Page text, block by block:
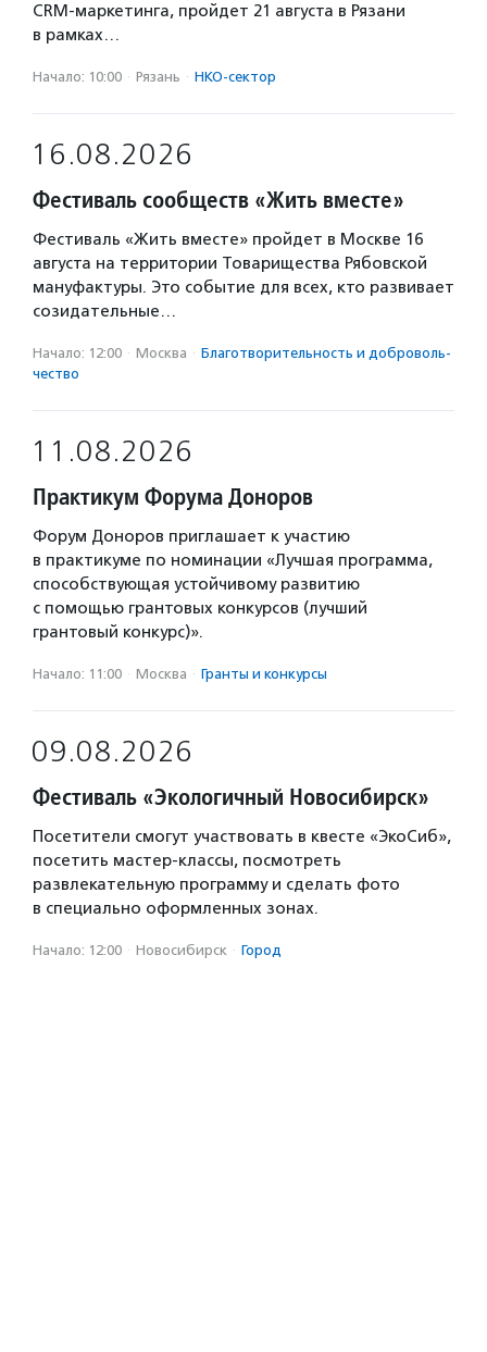
CRM-маркетинга, пройдет 21 августа в Рязани
в рамках…
Начало: 10:00 · Рязань · НКО-сектор
16.08.2026
Фестиваль сообществ «Жить вместе»
Фестиваль «Жить вместе» пройдет в Москве 16
августа на территории Товарищества Рябовской
мануфактуры. Это событие для всех, кто развивает
созидательные…
Начало: 12:00 · Москва · Благотвори­тель­ность и доброволь­
чест­во
11.08.2026
Практикум Форума Доноров
Форум Доноров приглашает к участию
в практикуме по номинации «Лучшая программа,
способствующая устойчивому развитию
с помощью грантовых конкурсов (лучший
грантовый конкурс)».
Начало: 11:00 · Москва · Гранты и конкурсы
09.08.2026
Фестиваль «Экологичный Новосибирск»
Посетители смогут участвовать в квесте «ЭкоСиб»,
посетить мастер-классы, посмотреть
развлекательную программу и сделать фото
в специально оформленных зонах.
Начало: 12:00 · Новосибирск · Город